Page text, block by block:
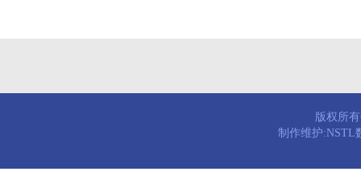
版权所
制作维护:NSTL